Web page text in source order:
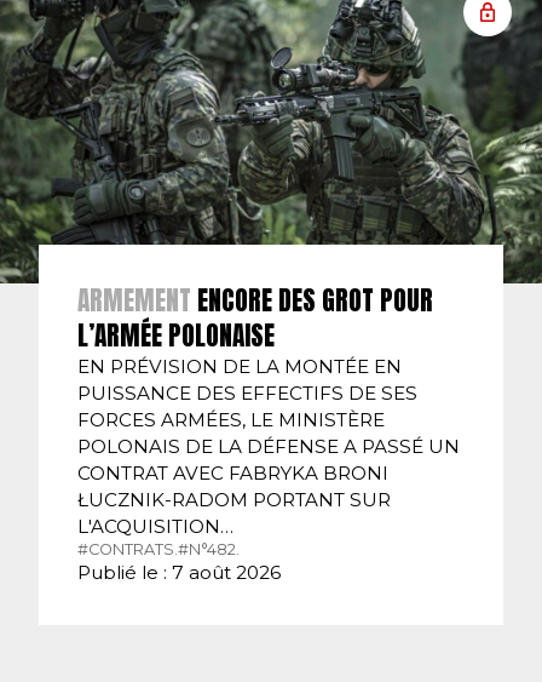
ARMEMENT ENCORE DES GROT POUR
L’ARMÉE POLONAISE
EN PRÉVISION DE LA MONTÉE EN
PUISSANCE DES EFFECTIFS DE SES
FORCES ARMÉES, LE MINISTÈRE
POLONAIS DE LA DÉFENSE A PASSÉ UN
CONTRAT AVEC FABRYKA BRONI
ŁUCZNIK-RADOM PORTANT SUR
L'ACQUISITION…
#CONTRATS. #N°482.
Publié le : 7 août 2026